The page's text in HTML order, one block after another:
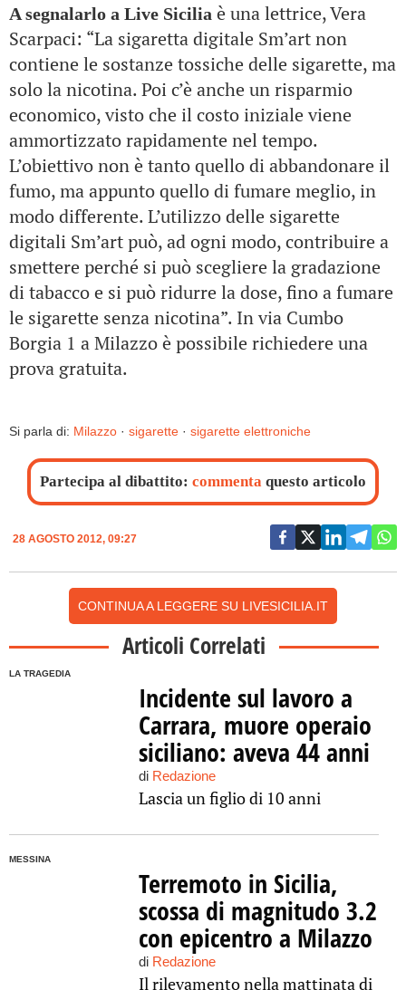
A segnalarlo a Live Sicilia è una lettrice, Vera
Scarpaci: “La sigaretta digitale Sm’art non
contiene le sostanze tossiche delle sigarette, ma
solo la nicotina. Poi c’è anche un risparmio
economico, visto che il costo iniziale viene
ammortizzato rapidamente nel tempo.
L’obiettivo non è tanto quello di abbandonare il
fumo, ma appunto quello di fumare meglio, in
modo differente. L’utilizzo delle sigarette
digitali Sm’art può, ad ogni modo, contribuire a
smettere perché si può scegliere la gradazione
di tabacco e si può ridurre la dose, fino a fumare
le sigarette senza nicotina”. In via Cumbo
Borgia 1 a Milazzo è possibile richiedere una
prova gratuita.
Si parla di: Milazzo · sigarette · sigarette elettroniche
Partecipa al dibattito: commenta questo articolo
28 AGOSTO 2012, 09:27
CONTINUA A LEGGERE SU LIVESICILIA.IT
Articoli Correlati
LA TRAGEDIA
Incidente sul lavoro a
Carrara, muore operaio
siciliano: aveva 44 anni
di Redazione
Lascia un figlio di 10 anni
MESSINA
Terremoto in Sicilia,
scossa di magnitudo 3.2
con epicentro a Milazzo
di Redazione
Il rilevamento nella mattinata di